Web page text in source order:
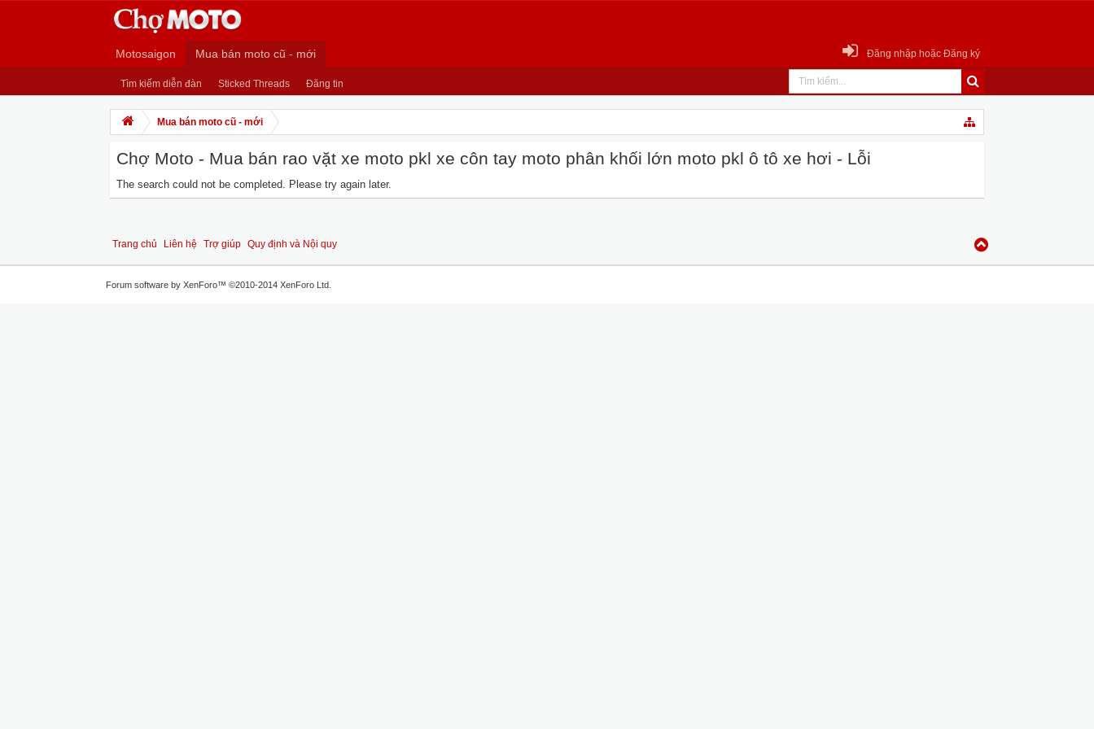
Motosaigon Mua bán moto cũ - mới
Tìm kiếm diễn đàn Sticked Threads Đăng tin
Đăng nhập hoặc Đăng ký
Mua bán moto cũ - mới
Chợ Moto - Mua bán rao vặt xe moto pkl xe côn tay moto phân khối lớn moto pkl ô tô xe hơi - Lỗi
The search could not be completed. Please try again later.
Trang chủ Liên hệ Trợ giúp Quy định và Nội quy
Forum software by XenForo™ ©2010-2014 XenForo Ltd.